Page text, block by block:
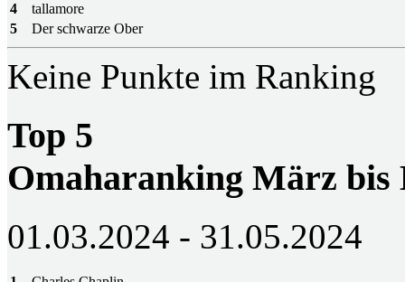
4
tallamore
5
Der schwarze Ober
Keine Punkte im Ranking
Top 5
Omaharanking März bis
01.03.2024 - 31.05.2024